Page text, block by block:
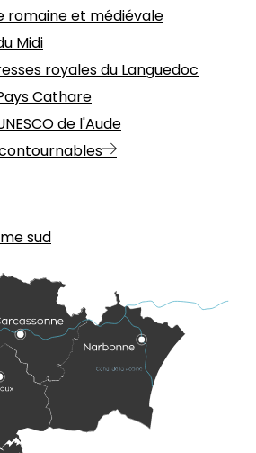
romaine et médiévale
Midi
royales du Languedoc
Cathare
de l'Aude
sud